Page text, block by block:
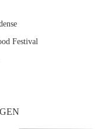
Festival